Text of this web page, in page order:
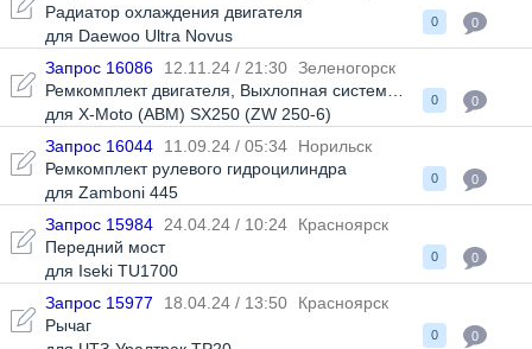
Радиатор охлаждения двигателя
для Daewoo Ultra Novus
0 0
Запрос 16086 12.11.24 / 21:30 Зеленогорск
Ремкомплект двигателя
Выхлопная система в сборе
для X-Moto (ABM) SX250 (ZW 250-6)
0 0
Запрос 16044 11.09.24 / 05:34
Норильск
Ремкомплект рулевого гидроцилиндра
для Zamboni 445
0 0
Запрос 15984 24.04.24 / 10:24
Красноярск
Передний мост
для Iseki TU1700
0 0
Запрос 15977 18.04.24 / 13:50
Красноярск
Рычаг
0 0